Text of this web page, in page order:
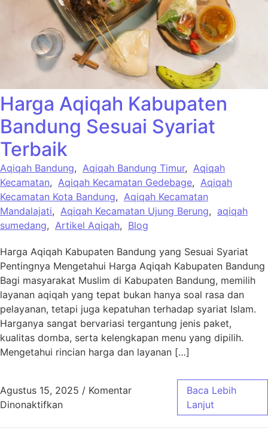
Harga Aqiqah Kabupaten
Bandung Sesuai Syariat
Terbaik
Aqiqah Bandung, Aqiqah Bandung Timur, Aqiqah
Kecamatan, Aqiqah Kecamatan Gedebage, Aqiqah
Kecamatan Kota Bandung, Aqiqah Kecamatan
Mandalajati, Aqiqah Kecamatan Ujung Berung, aqiqah
sumedang, Artikel Aqiqah, Blog
Harga Aqiqah Kabupaten Bandung yang Sesuai Syariat
Pentingnya Mengetahui Harga Aqiqah Kabupaten Bandung
Bagi masyarakat Muslim di Kabupaten Bandung, memilih
layanan aqiqah yang tepat bukan hanya soal rasa dan
pelayanan, tetapi juga kepatuhan terhadap syariat Islam.
Harganya sangat bervariasi tergantung jenis paket,
kualitas domba, serta kelengkapan menu yang dipilih.
Mengetahui rincian harga dan layanan […]
Agustus 15, 2025 / Komentar
Dinonaktifkanpada Harga Aqiqah Kabupaten Bandung
Baca Lebih
Lanjut